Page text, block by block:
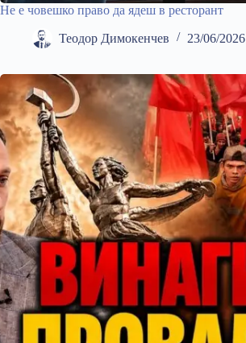
Не е човешко право да ядеш в ресторант
Теодор Димокенчев 23/06/2026